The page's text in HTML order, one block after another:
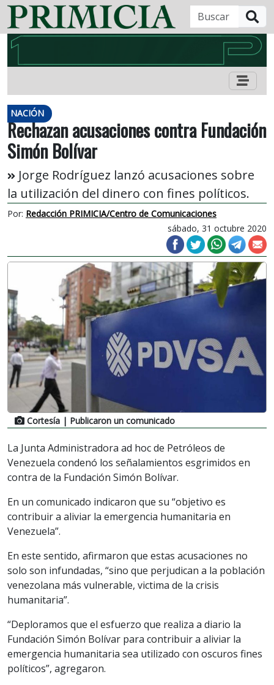
NACIÓN
Rechazan acusaciones contra Fundación
Simón Bolívar
Jorge Rodríguez lanzó acusaciones sobre
la utilización del dinero con fines políticos.
Por: Redacción PRIMICIA/Centro de Comunicaciones
sábado, 31 octubre 2020
Cortesía | Publicaron un comunicado
La Junta Administradora ad hoc de Petróleos de
Venezuela condenó los señalamientos esgrimidos en
contra de la Fundación Simón Bolívar.
En un comunicado indicaron que su “objetivo es
contribuir a aliviar la emergencia humanitaria en
Venezuela”.
En este sentido, afirmaron que estas acusaciones no
solo son infundadas, “sino que perjudican a la población
venezolana más vulnerable, victima de la crisis
humanitaria”.
“Deploramos que el esfuerzo que realiza a diario la
Fundación Simón Bolívar para contribuir a aliviar la
emergencia humanitaria sea utilizado con oscuros fines
políticos”, agregaron.